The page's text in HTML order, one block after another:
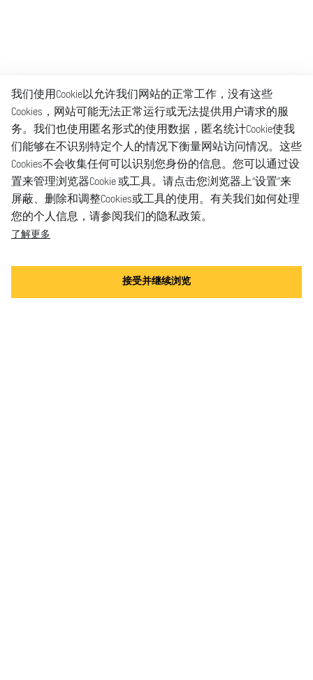
我们使用Cookie以允许我们网站的正常工作，没有这些
Cookies，网站可能无法正常运行或无法提供用户请求的服
务。我们也使用匿名形式的使用数据，匿名统计Cookie使我
们能够在不识别特定个人的情况下衡量网站访问情况。这些
Cookies不会收集任何可以识别您身份的信息。您可以通过设
置来管理浏览器Cookie 或工具。请点击您浏览器上“设置”来
屏蔽、删除和调整Cookies或工具的使用。有关我们如何处理
您的个人信息，请参阅我们的隐私政策。
了解更多
接受并继续浏览